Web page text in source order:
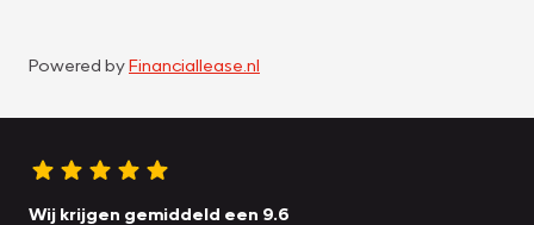
Powered byFinanciallease.nl
Wij krijgen gemiddeld een 9.6